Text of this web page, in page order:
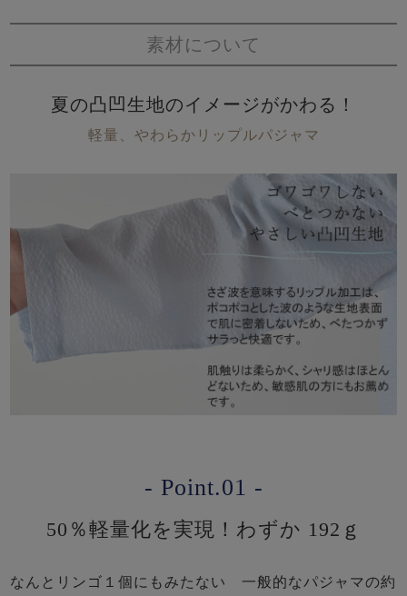
素材について
夏の凸凹生地のイメージがかわる！
軽量、やわらかリップルパジャマ
- Point.01 -
50％軽量化を実現！わずか 192ｇ
なんとリンゴ１個にもみたない 一般的なパジャマの約